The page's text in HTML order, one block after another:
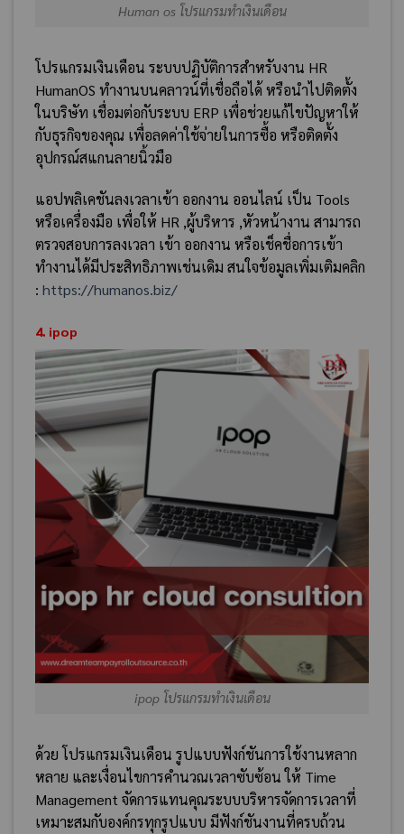
Human os โปรแกรมทำเงินเดือน
โปรแกรมเงินเดือน ระบบปฏิบัติการสำหรับงาน HR
HumanOS ทำงานบนคลาวน์ที่เชื่อถือได้ หรือนำไปติดตั้ง
ในบริษัท เชื่อมต่อกับระบบ ERP เพื่อช่วยแก้ไขปัญหาให้
กับธุรกิจของคุณ เพื่อลดค่าใช้จ่ายในการซื้อ หรือติดตั้ง
อุปกรณ์สแกนลายนิ้วมือ
แอปพลิเคชันลงเวลาเข้า ออกงาน ออนไลน์ เป็น Tools
หรือเครื่องมือ เพื่อให้ HR ,ผู้บริหาร ,หัวหน้างาน สามารถ
ตรวจสอบการลงเวลา เข้า ออกงาน หรือเช็คชื่อการเข้า
ทำงานได้มีประสิทธิภาพเช่นเดิม สนใจข้อมูลเพิ่มเติมคลิก
: https://humanos.biz/
4. ipop
ipop โปรแกรมทำเงินเดือน
ด้วย โปรแกรมเงินเดือน รูปแบบฟังก์ชันการใช้งานหลาก
หลาย และเงื่อนไขการคำนวณเวลาซับซ้อน ให้ Time
Management จัดการแทนคุณระบบบริหารจัดการเวลาที่
เหมาะสมกับองค์กรทุกรูปแบบ มีฟังก์ชันงานที่ครบถ้วน